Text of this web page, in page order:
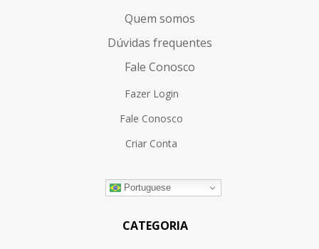
Quem somos
Dúvidas frequentes
Fale Conosco
Fazer Login
Fale Conosco
Criar Conta
Portuguese
CATEGORIA